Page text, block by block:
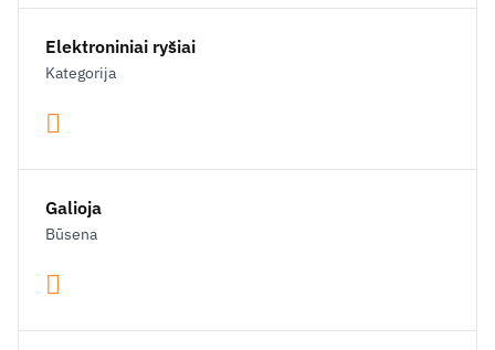
Elektroniniai ryšiai
Kategorija
Galioja
Būsena